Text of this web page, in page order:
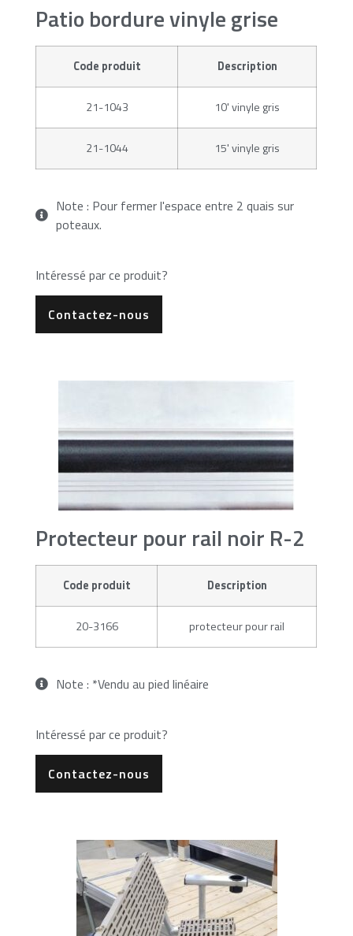
Patio bordure vinyle grise
Code produit Description
21-1043 10' vinyle gris
21-1044 15' vinyle gris
Note : Pour fermer l'espace entre 2 quais sur
poteaux.
Intéressé par ce produit?
Contactez-nous
Protecteur pour rail noir R-2
Code produit Description
20-3166 protecteur pour rail
Note : *Vendu au pied linéaire
Intéressé par ce produit?
Contactez-nous